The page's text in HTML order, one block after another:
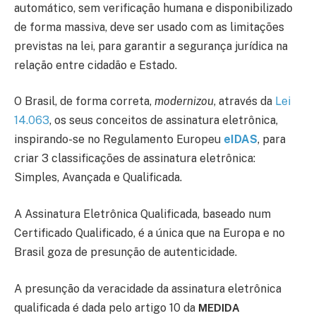
automático, sem verificação humana e disponibilizado
de forma massiva, deve ser usado com as limitações
previstas na lei, para garantir a segurança jurídica na
relação entre cidadão e Estado.
O Brasil, de forma correta, modernizou, através da Lei
14.063, os seus conceitos de assinatura eletrônica,
inspirando-se no Regulamento Europeu eIDAS, para
criar 3 classificações de assinatura eletrônica:
Simples, Avançada e Qualificada.
A Assinatura Eletrônica Qualificada, baseado num
Certificado Qualificado, é a única que na Europa e no
Brasil goza de presunção de autenticidade.
A presunção da veracidade da assinatura eletrônica
qualificada é dada pelo artigo 10 da MEDIDA